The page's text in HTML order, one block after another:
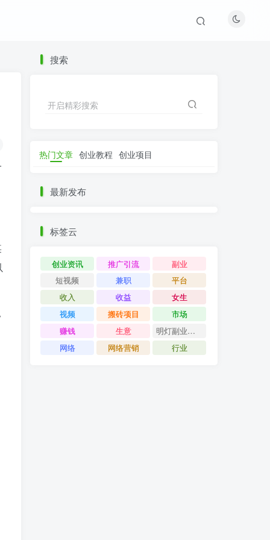
搜索
开启精彩搜索
热门文章 创业教程 创业项目
最新发布
标签云
创业资讯 推广引流
副业
短视频
兼职
平台
收入
收益
女生
视频
搬砖项目
市场
赚钱
生意
明灯副业千计
网络
网络营销 行业